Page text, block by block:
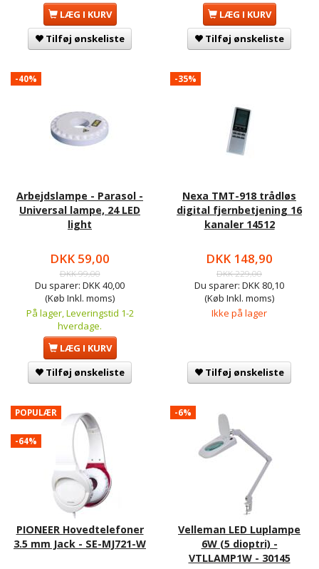
LÆG I KURV
Tilføj ønskeliste
LÆG I KURV
Tilføj ønskeliste
-40%
Arbejdslampe - Parasol -
Universal lampe, 24 LED
light
DKK 59,00
DKK 99,00
Du sparer: DKK 40,00
(Køb Inkl. moms)
På lager, Leveringstid 1-2
hverdage.
LÆG I KURV
Tilføj ønskeliste
-35%
Nexa TMT-918 trådløs
digital fjernbetjening 16
kanaler 14512
DKK 148,90
DKK 229,00
Du sparer: DKK 80,10
(Køb Inkl. moms)
Ikke på lager
Tilføj ønskeliste
POPULÆR
-64%
PIONEER Hovedtelefoner
3.5 mm Jack - SE-MJ721-W
-6%
Velleman LED Luplampe
6W (5 dioptri) -
VTLLAMP1W - 30145